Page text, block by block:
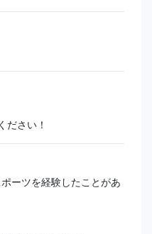
ださい！
ーツを経験したことがあ